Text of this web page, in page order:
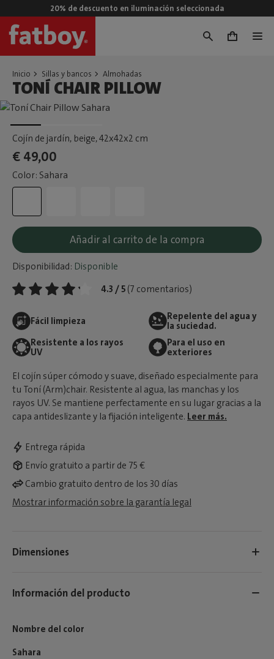
20% de descuento en iluminación seleccionada
0
Inicio Sillas y bancos Almohadas
TONÍ CHAIR PILLOW
Cojín de jardín, beige, 42x42x2 cm
€ 49,00
Color: Sahara
Añadir al carrito de la compra
Disponibilidad: Disponible
4.3 / 5 (7 comentarios)
Fácil limpieza
Repelente del agua y
la suciedad.
Resistente a los rayos
UV
Para el uso en
exteriores
El cojín súper cómodo y suave, diseñado especialmente para
tu Toní (Arm)chair. Resistente al agua, las manchas y los
rayos UV. Se mantiene perfectamente en su lugar gracias a la
capa antideslizante y la fijación inteligente. Leer más.
Entrega rápida
Envío gratuito a partir de 75 €
Cambio gratuito dentro de los 30 días
Mostrar información sobre la garantía legal
Dimensiones
Información del producto
Nombre del color
Sahara